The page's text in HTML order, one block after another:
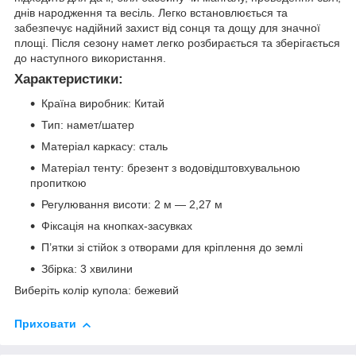
днів народження та весіль. Легко встановлюється та
забезпечує надійний захист від сонця та дощу для значної
площі. Після сезону намет легко розбирається та зберігається
до наступного використання.
Характеристики:
Країна виробник: Китай
Тип: намет/шатер
Матеріал каркасу: сталь
Матеріал тенту: брезент з водовідштовхувальною
пропиткою
Регулювання висоти: 2 м — 2,27 м
Фіксація на кнопках-засувках
П’ятки зі стійок з отворами для кріплення до землі
Збірка: 3 хвилини
Виберіть колір купола: бежевий
Приховати